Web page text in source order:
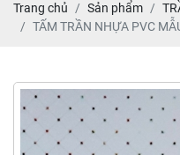
Trang chủ Sản phẩm
TẤM TRẦN NHỰA PVC